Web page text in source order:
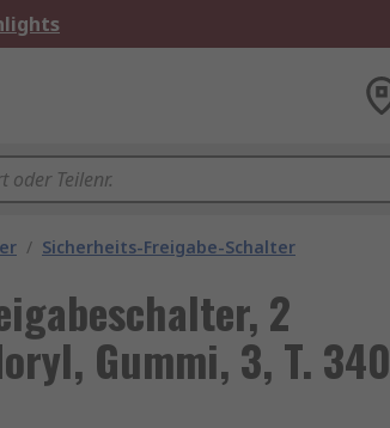
/ Sicherheits-Freigabe-Schalter
2
Gummi, 3, T. 340